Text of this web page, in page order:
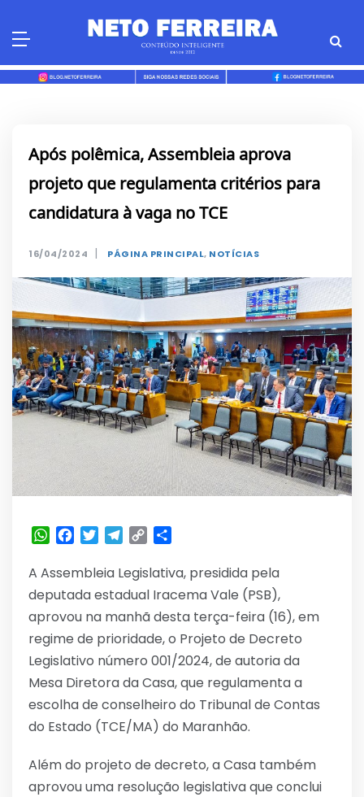
Após polêmica, Assembleia aprova
projeto que regulamenta critérios para
candidatura à vaga no TCE
16/04/2024 | PÁGINA PRINCIPAL, NOTÍCIAS
WhatsApp
Facebook
TwitterTelegram
Copy
A Assembleia Legislativa, presidida pela
deputada estadual Iracema Vale (PSB),
aprovou na manhã desta terça-feira (16), em
regime de prioridade, o Projeto de Decreto
Legislativo número 001/2024, de autoria da
Mesa Diretora da Casa, que regulamenta a
escolha de conselheiro do Tribunal de Contas
do Estado (TCE/MA) do Maranhão.
Além do projeto de decreto, a Casa também
aprovou uma resolução legislativa que conclui